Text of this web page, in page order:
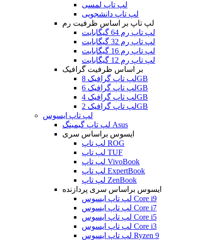
لپ تاپ لمسی
لپ تاپ دانشجویی
لپ تاپ بر اساس ظرفیت رم
لپ تاپ رم 64 گیگابایت
لپ تاپ رم 32 گیگابایت
لپ تاپ رم 16 گیگابایت
لپ تاپ رم 12 گیگابایت
بر اساس ظرفیت گرافیک
لپ تاپ گرافیک 8GB
لپ تاپ گرافیک 6GB
لپ تاپ گرافیک 4GB
لپ تاپ گرافیک 2GB
لپ تاپ ایسوس
لپ تاپ گیمینگ Asus
ایسوس براساس سری
لپ تاپ ROG
لپ تاپ TUF
لپ تاپ VivoBook
لپ تاپ ExpertBook
لپ تاپ ZenBook
ایسوس براساس سری پردازنده
لپ تاپ ایسوس Core i9
لپ تاپ ایسوس Core i7
لپ تاپ ایسوس Core i5
لپ تاپ ایسوس Core i3
لپ تاپ ایسوس Ryzen 9